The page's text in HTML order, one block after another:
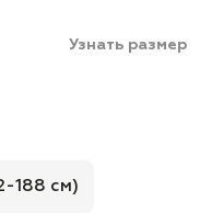
Узнать размер
188 см)